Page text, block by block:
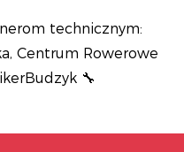
technicznym:
Centrum Rowerowe
🔧